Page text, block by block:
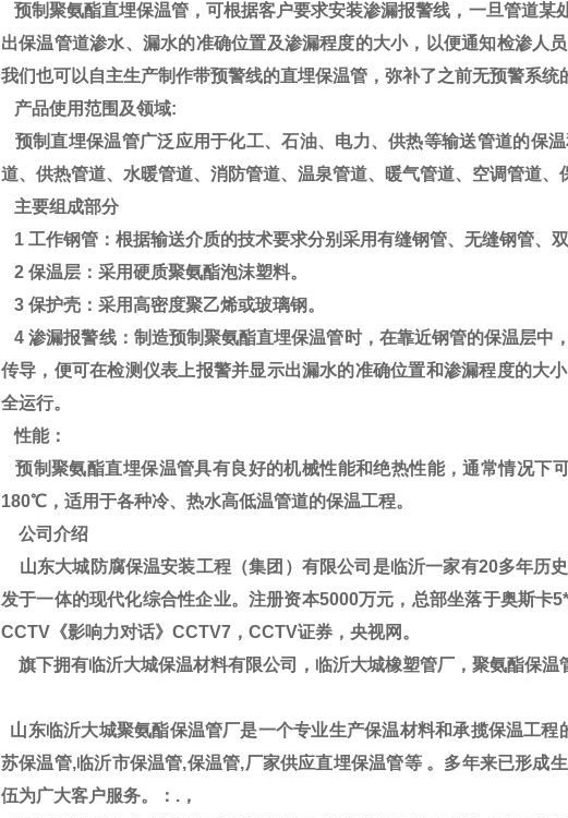
预制聚氨酯直埋保温管，可根据客户要求安装渗漏报警线，一旦管道某
出保温管道渗水、漏水的准确位置及渗漏程度的大小，以便通知检渗人
我们也可以自主生产制作带预警线的直埋保温管，弥补了之前无预警系统
产品使用范围及领域:
预制直埋保温管广泛应用于化工、石油、电力、供热等输送管道的保
道、供热管道、水暖管道、消防管道、温泉管道、暖气管道、空调管道、
主要组成部分
1 工作钢管：根据输送介质的技术要求分别采用有缝钢管、无缝钢管、
2 保温层：采用硬质聚氨酯泡沫塑料。
3 保护壳：采用高密度聚乙烯或玻璃钢。
4 渗漏报警线：制造预制聚氨酯直埋保温管时，在靠近钢管的保温层中
传导，便可在检测仪表上报警并显示出漏水的准确位置和渗漏程度的大
全运行。
性能：
预制聚氨酯直埋保温管具有良好的机械性能和绝热性能，通常情况下
180℃，适用于各种冷、热水高低温管道的保温工程。
公司介绍
山东大城防腐保温安装工程（集团）有限公司是临沂一家有20多年历
发于一体的现代化综合性企业。注册资本5000万元，总部坐落于奥斯卡
CCTV《影响力对话》CCTV7，CCTV证券，央视网。
旗下拥有临沂大城保温材料有限公司，临沂大城橡塑管厂，聚氨酯保温
山东临沂大城聚氨酯保温管厂是一个专业生产保温材料和承揽保温工
苏保温管,临沂市保温管,保温管,厂家供应直埋保温管等 。多年来已形成
伍为广大客户服务。：.，